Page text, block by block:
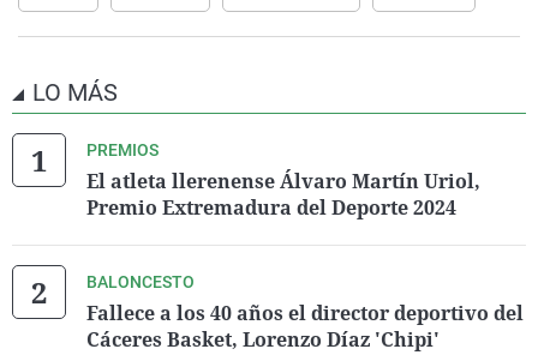
LO MÁS
PREMIOS
El atleta llerenense Álvaro Martín Uriol,
Premio Extremadura del Deporte 2024
BALONCESTO
Fallece a los 40 años el director deportivo del
Cáceres Basket, Lorenzo Díaz 'Chipi'